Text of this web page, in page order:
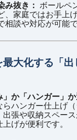
み抜き：
ボールペ
、家庭ではお手上
相談や対応が可能で
最大化する「
」か「ハンガー」
らハンガー仕上げ
出張や収納スペー
げが便利です。